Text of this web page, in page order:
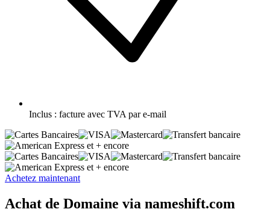
Inclus : facture avec TVA par e-mail
et + encore
et + encore
Achetez maintenant
Achat de Domaine via nameshift.com